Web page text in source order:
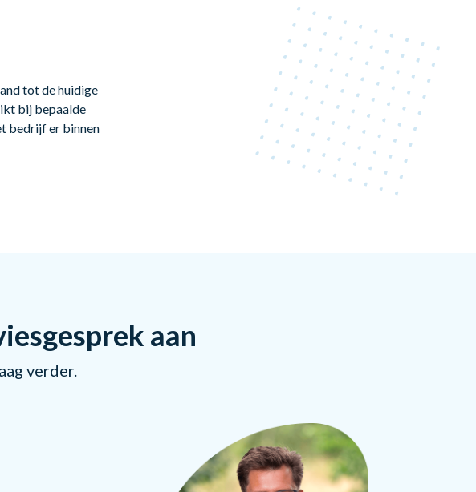
tot de huidige
bij bepaalde
bedrijf er binnen
aan
verder.